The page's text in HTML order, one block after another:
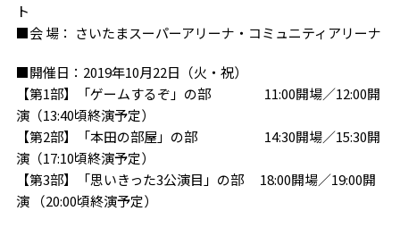
ト
■会 場： さいたまスーパーアリーナ・コミュニティアリーナ
■開催日：2019年10月22日（火・祝）
【第1部】「ゲームするぞ」の部 11:00開場／12:00開
演（13:40頃終演予定）
【第2部】「本田の部屋」の部 14:30開場／15:30開
演（17:10頃終演予定）
【第3部】「思いきった3公演目」の部 18:00開場／19:00開
演 （20:00頃終演予定）